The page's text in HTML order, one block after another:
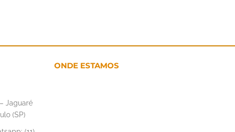
Jaguaré
(SP)
ONDE ESTAMOS